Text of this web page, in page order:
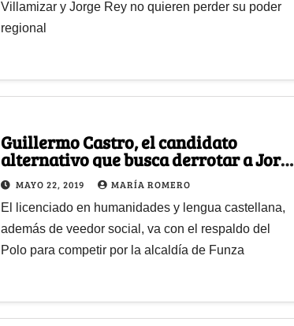
Villamizar y Jorge Rey no quieren perder su poder
regional
Guillermo Castro, el candidato
alternativo que busca derrotar a Jorge
Rey en su tierra natal
MAYO 22, 2019 MARÍA ROMERO
El licenciado en humanidades y lengua castellana,
además de veedor social, va con el respaldo del
Polo para competir por la alcaldía de Funza